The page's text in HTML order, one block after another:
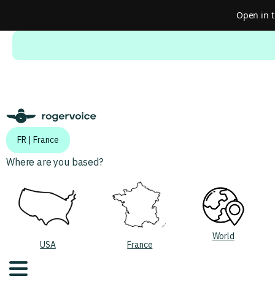
FR | France
Where are you based?
USA France
World
Open in